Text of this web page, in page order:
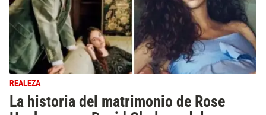
REALEZA
La historia del matrimonio de Rose